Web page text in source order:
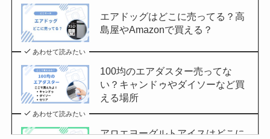
エアドッグはどこに売ってる？高
島屋やAmazonで買える？
あわせて読みたい
100均のエアダスター売ってな
い？キャンドゥやダイソーなど買
える場所
あわせて読みたい
アロエヨーグルトアイスはどこに